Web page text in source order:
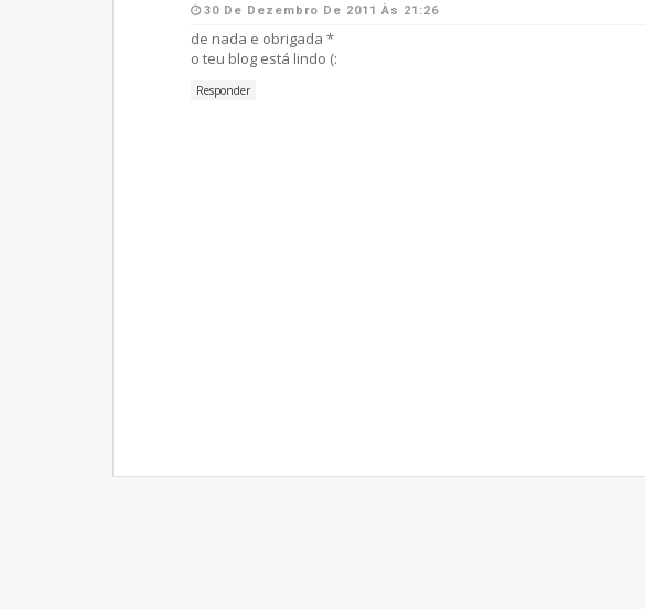
30 De Dezembro De 2011 Às 21:26
de nada e obrigada *
o teu blog está lindo (:
Responder